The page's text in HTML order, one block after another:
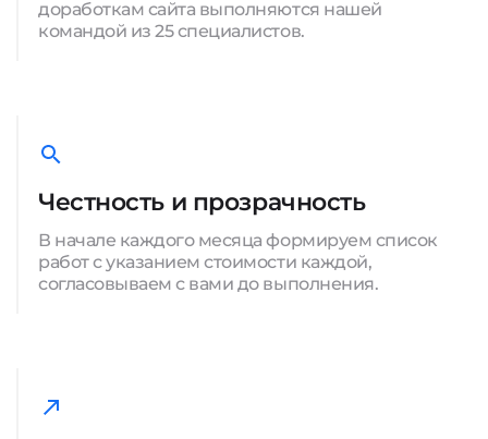
доработкам сайта выполняются нашей
командой из 25 специалистов.
Честность и прозрачность
В начале каждого месяца формируем список
работ с указанием стоимости каждой,
согласовываем с вами до выполнения.